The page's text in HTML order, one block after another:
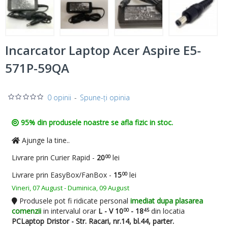
Incarcator Laptop Acer Aspire E5-
571P-59QA
0 opinii - Spune-ţi opinia